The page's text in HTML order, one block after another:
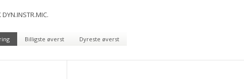
DYN.INSTR.MIC.
Billigste øverst Dyreste øverst